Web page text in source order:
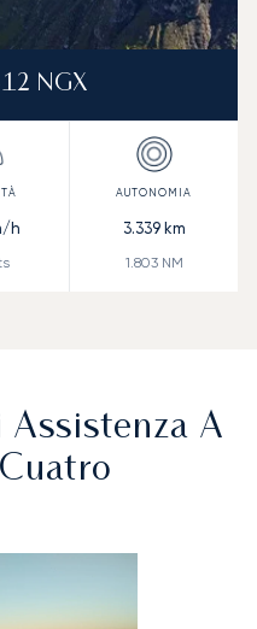
NGX
h 3.339km
1.803NM
Assistenza A